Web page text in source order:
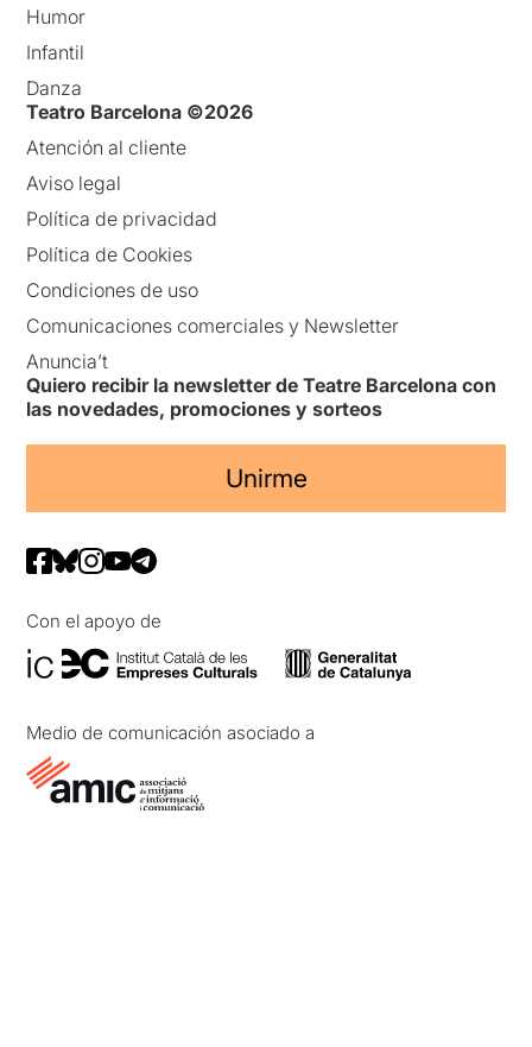
Humor
Infantil
Danza
Teatro Barcelona ©2026
Atención al cliente
Aviso legal
Política de privacidad
Política de Cookies
Condiciones de uso
Comunicaciones comerciales y Newsletter
Anuncia’t
Quiero recibir la newsletter de Teatre Barcelona con
las novedades, promociones y sorteos
Unirme
Con el apoyo de
Medio de comunicación asociado a